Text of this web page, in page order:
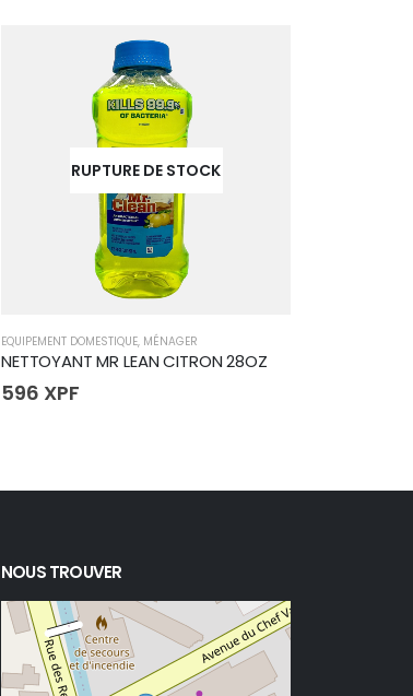
RUPTURE DE STOCK
EQUIPEMENT DOMESTIQUE, MÉNAGER
NETTOYANT MR LEAN CITRON 28OZ
596 XPF
NOUS TROUVER